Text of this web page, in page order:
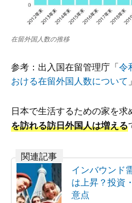
在留外国人数の推移
参考：出入国在留管理庁「令
おける在留外国人数について 」
日本で生活するための家を求
を訪れる訪日外国人は増える
インバウンド
は上昇？投資
意点